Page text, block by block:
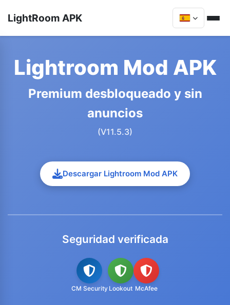
LightRoom APK
Lightroom Mod APK
Premium desbloqueado y sin
anuncios
(V11.5.3)
Descargar Lightroom Mod APK
Seguridad verificada
CM Security Lookout McAfee